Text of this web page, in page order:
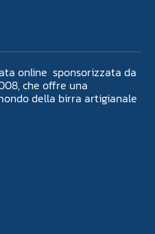
online sponsorizzata da
che offre una
della birra artigianale